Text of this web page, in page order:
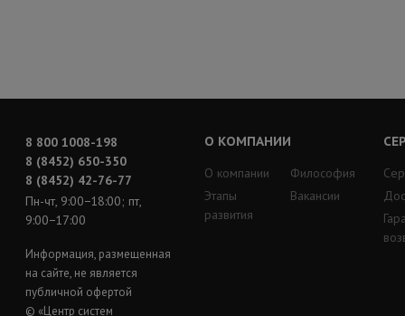
8 800 1008-198
8 (8452) 650-350
8 (8452) 42-76-77
Пн-чт, 9:00−18:00; пт,
9:00−17:00
Информация, размещенная
на сайте, не является
публичной офертой
© «Центр систем
О КОМПАНИИ
О компании
Этапы
развития
Философия
Вакансии